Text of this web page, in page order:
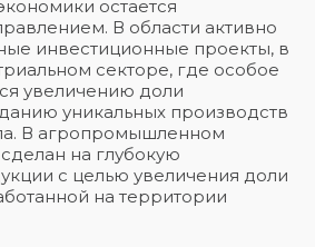
остается
В области активно
инвестиционные проекты, в
секторе, где особое
увеличению доли
уникальных производств
В агропромышленном
на глубокую
с целью увеличения доли
на территории